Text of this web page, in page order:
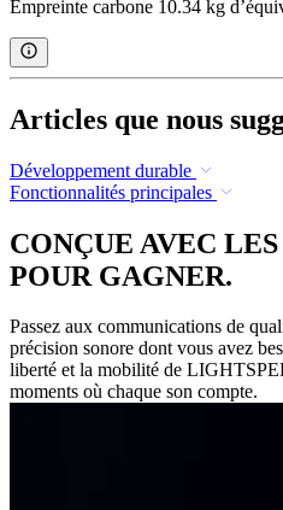
Empreinte carbone 10.34 kg
Articles que nous
Développement durable
Fonctionnalités principales
CONÇUE AVEC
POUR GAGNER.
Passez aux communications de
précision sonore dont vous avez
liberté et la mobilité de
moments où chaque son compte.